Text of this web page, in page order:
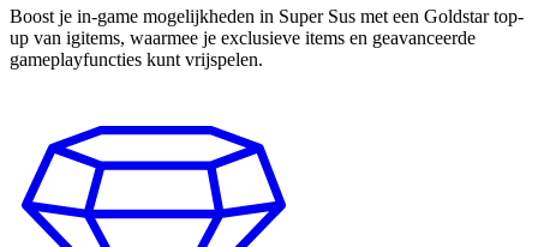
Boost je in-game mogelijkheden in Super Sus met een Goldstar top-
up van igitems, waarmee je exclusieve items en geavanceerde
gameplayfuncties kunt vrijspelen.